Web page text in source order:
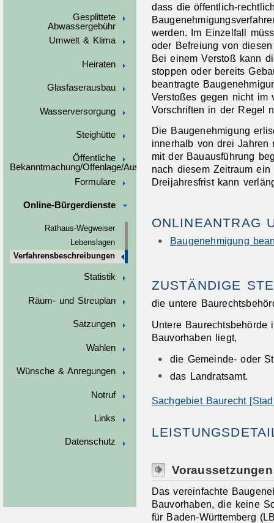
Gesplittete
Abwassergebühr
Umwelt & Klima
Heiraten
Glasfaserausbau
Wasserversorgung
Steighütte
Öffentliche
Bekanntmachung/Offenlage/Ausschreibungen
Formulare
Online-Bürgerdienste
Rathaus-Wegweiser
Lebenslagen
Verfahrensbeschreibungen
Statistik
Räum- und Streuplan
Satzungen
Wahlen
Wünsche & Anregungen
Notruf
Links
Datenschutz
dass dieöffentlich-
werden. Im Einzelfall
oder Befreiung vondiesen
Bei einem Verstoß kann
stoppen oder bereits
beantragte Bauge
Verstoßes gegen nicht im
Vorschriften in der Regel
Die Baugenehmigung
innerhalb von drei Jahren
mit der Bauausführung
nach diesem Zeitraum
Dreijahresfrist kann
ONLINEANTRAG
Baugenehmigung
ZUSTÄNDIGE
die untere
Untere
Bauvorhaben liegt,
die Gemeinde- oder
das Landratsamt.
Sachgebiet Baurecht
Voraussetzungen
Das vereinfachte
Bauvorhaben, die keine
für Baden-Württemberg